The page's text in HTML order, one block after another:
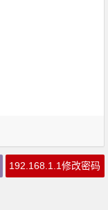
192.168.1.1修改密码